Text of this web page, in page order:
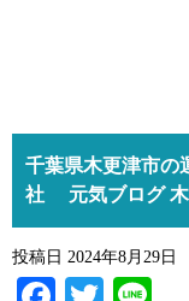
千葉県木更津市の
社 元気ブログ 木
投稿日 2024年8月29日